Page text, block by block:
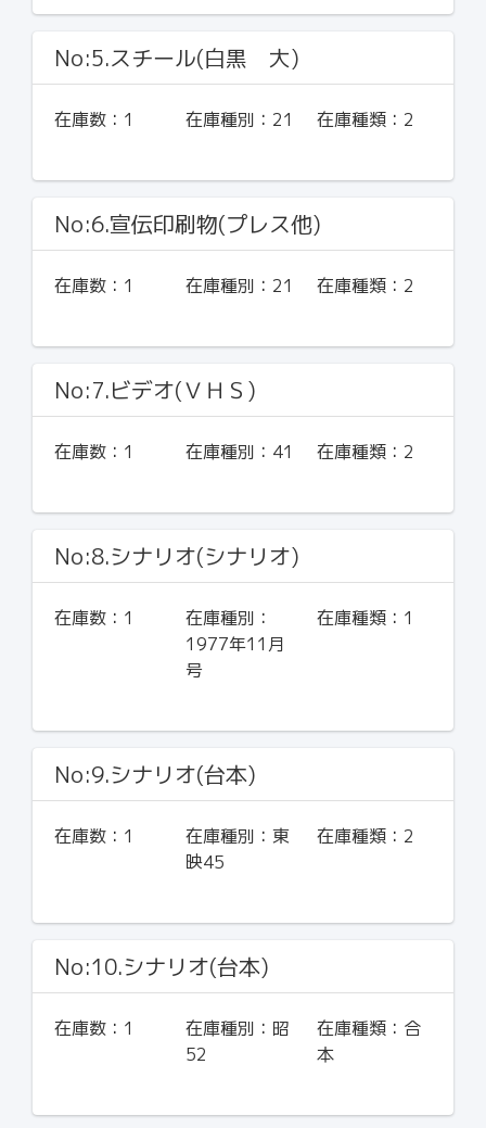
No:5.スチール(白黒 大)
在庫数： 1 在庫種別： 21 在庫種類： 2
No:6.宣伝印刷物(プレス他)
在庫数： 1 在庫種別： 21 在庫種類： 2
No:7.ビデオ(ＶＨＳ)
在庫数： 1 在庫種別： 41 在庫種類： 2
No:8.シナリオ(シナリオ)
在庫数： 1
在庫種別：
1977年11月
号
在庫種類： 1
No:9.シナリオ(台本)
在庫数： 1 在庫種別： 東
映45
在庫種類： 2
No:10.シナリオ(台本)
在庫数： 1 在庫種別： 昭
52
在庫種類： 合
本